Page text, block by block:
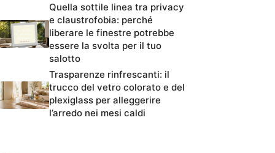
Quella sottile linea tra privacy
e claustrofobia: perché
liberare le finestre potrebbe
essere la svolta per il tuo
salotto
Trasparenze rinfrescanti: il
trucco del vetro colorato e del
plexiglass per alleggerire
l’arredo nei mesi caldi